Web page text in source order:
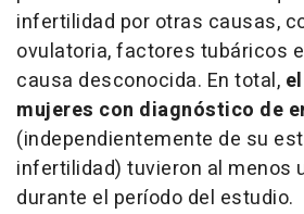
infertilidad por otras causas,
ovulatoria, factores tubáricos
causa desconocida. En total,
mujeres con diagnóstico de
(independientemente de su
infertilidad) tuvieron al menos
durante el período del estudio.